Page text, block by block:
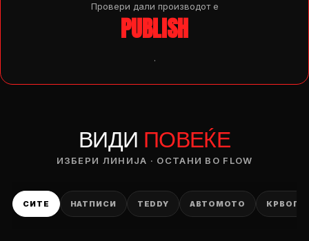
Провери дали производот e
PUBLISH
.
ВИДИ ПОВЕЌЕ
ИЗБЕРИ ЛИНИЈА · ОСТАНИ ВО FLOW
СИТЕ НАТПИСИ TEDDY АВТОМОТО
PRODUCT
— ден